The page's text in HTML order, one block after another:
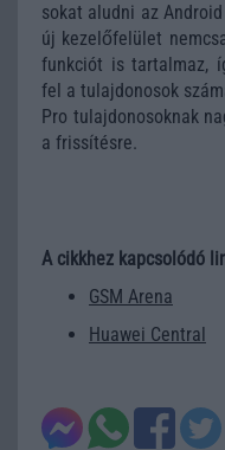
sokat aludni az
új kezelőfelület
funkciót is tartalmaz,
fel a tulajdonosok
Pro tulajdonosoknak
a frissítésre.
A cikkhez kapcsolódó
GSM Arena
Huawei Central